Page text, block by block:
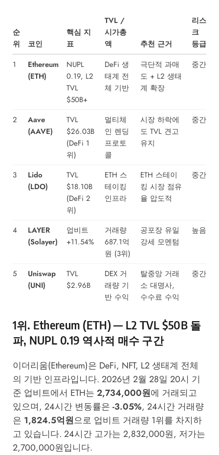
순
위
코인
핵심 지
표
TVL /
시가총
액
추천 근거
리스
크
등급
1
Ethereum
(ETH)
NUPL
0.19, L2
TVL
$50B+
DeFi 생
태계 전
체 기반
극단적 과매
도 + L2 생태
계 확장
중간
2
Aave
(AAVE)
TVL
$26.03B
(DeFi 1
위)
멀티체
인 렌딩
프로토
콜
시장 하락에
도 TVL 견고
유지
중간
3
Lido
(LDO)
TVL
$18.10B
(DeFi 2
위)
ETH 스
테이킹
인프라
ETH 스테이
킹 시장 점유
율 압도적
중간
4
LAYER
(Solayer)
업비트
+11.54%
거래량
687.1억
원 (3위)
공포장 유일
강세 모멘텀
높음
5
Uniswap
(UNI)
TVL
$2.96B
DEX 거
래량 기
반 수익
탈중앙 거래
소 대명사,
수수료 수익
중간
1위. Ethereum (ETH) — L2 TVL $50B 돌
파, NUPL 0.19 역사적 매수 구간
이더리움(Ethereum)은 DeFi, NFT, L2 생태계 전체
의 기반 인프라입니다. 2026년 2월 28일 20시 기
준 업비트에서 ETH는 2,734,000원에 거래되고
있으며, 24시간 변동률은 -3.05%, 24시간 거래량
은 1,824.5억원으로 업비트 거래량 1위를 차지하
고 있습니다. 24시간 고가는 2,832,000원, 저가는
2,700,000원입니다.